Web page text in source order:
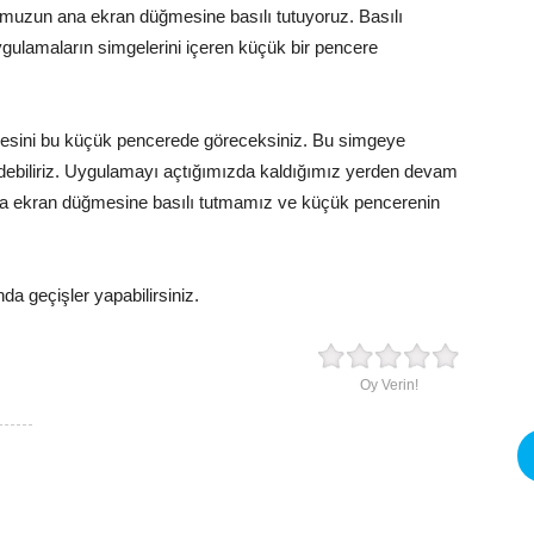
ana ekran düğmesine basılı tutuyoruz. Basılı
simgelerini içeren küçük bir pencere
bu küçük pencerede göreceksiniz. Bu simgeye
Uygulamayı açtığımızda kaldığımız yerden devam
düğmesine basılı tutmamız ve küçük pencerenin
geçişler yapabilirsiniz.
Oy Verin!